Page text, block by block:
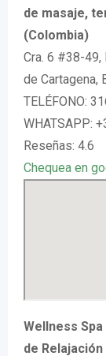
de masaje,
(Colombia)
Cra. 6 #38-49,
de Cartagena,
TELÉFONO:
WHATSAPP:
Reseñas: 4.6
Chequea en
Wellness
de Relajación